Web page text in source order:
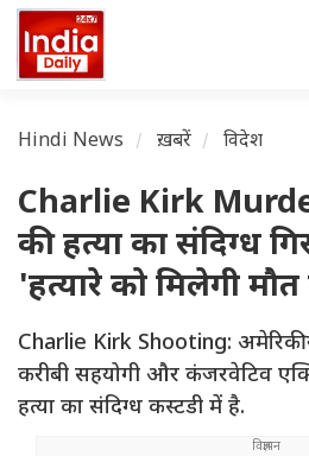
Hindi News ख़बरें विदेश
Charlie Kirk
की हत्या का संदिग्ध
'हत्यारे को मिलेगी
Charlie Kirk Shooting: अमेरिकी
करीबी सहयोगी और कंजरवेटिव
हत्या का संदिग्ध कस्टडी में है.